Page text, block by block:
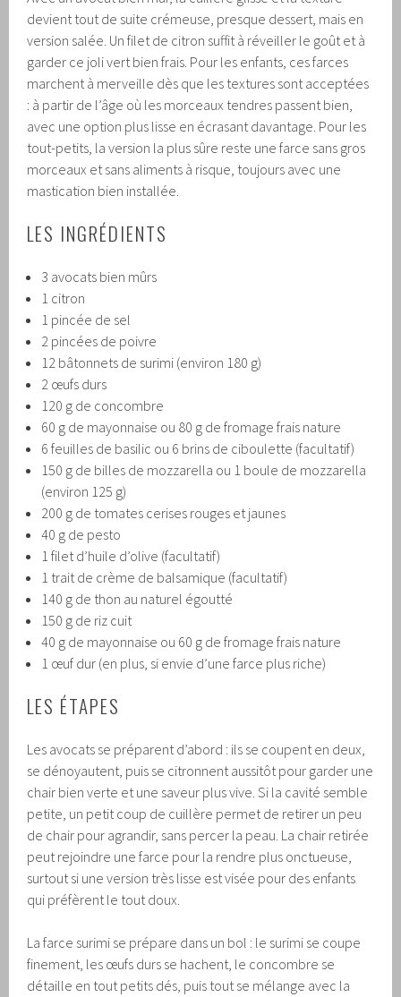
devient tout de suite crémeuse, presque dessert, mais en
version salée. Un filet de citron suffit à réveiller le goût et à
garder ce joli vert bien frais. Pour les enfants, ces farces
marchent à merveille dès que les textures sont acceptées
: à partir de l’âge où les morceaux tendres passent bien,
avec une option plus lisse en écrasant davantage. Pour les
tout-petits, la version la plus sûre reste une farce sans gros
morceaux et sans aliments à risque, toujours avec une
mastication bien installée.
LES INGRÉDIENTS
3 avocats bien mûrs
1 citron
1 pincée de sel
2 pincées de poivre
12 bâtonnets de surimi (environ 180 g)
2 œufs durs
120 g de concombre
60 g de mayonnaise ou 80 g de fromage frais nature
6 feuilles de basilic ou 6 brins de ciboulette (facultatif)
150 g de billes de mozzarella ou 1 boule de mozzarella
(environ 125 g)
200 g de tomates cerises rouges et jaunes
40 g de pesto
1 filet d’huile d’olive (facultatif)
1 trait de crème de balsamique (facultatif)
140 g de thon au naturel égoutté
150 g de riz cuit
40 g de mayonnaise ou 60 g de fromage frais nature
1 œuf dur (en plus, si envie d’une farce plus riche)
LES ÉTAPES
Les avocats se préparent d’abord : ils se coupent en deux,
se dénoyautent, puis se citronnent aussitôt pour garder une
chair bien verte et une saveur plus vive. Si la cavité semble
petite, un petit coup de cuillère permet de retirer un peu
de chair pour agrandir, sans percer la peau. La chair retirée
peut rejoindre une farce pour la rendre plus onctueuse,
surtout si une version très lisse est visée pour des enfants
qui préfèrent le tout doux.
La farce surimi se prépare dans un bol : le surimi se coupe
finement, les œufs durs se hachent, le concombre se
détaille en tout petits dés, puis tout se mélange avec la